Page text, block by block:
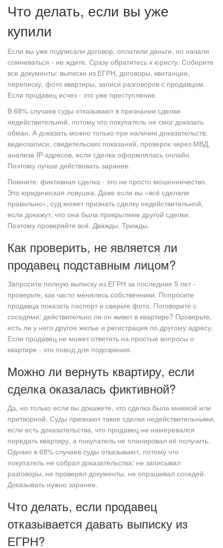
Что делать, если вы уже
купили
Если вы уже подписали договор, оплатили деньги, но начали
сомневаться - не ждите. Сразу обратитесь к юристу. Соберите
все документы: выписки из ЕГРН, договоры, квитанции,
переписку, фото квартиры, записи разговоров с продавцом.
Если продавец исчез - это уже преступление.
В 68% случаев суды отказывают в признании сделки
недействительной, потому что покупатель не смог доказать
обман. А доказать можно только при наличии доказательств:
видеозаписи, свидетельских показаний, проверок через МВД,
анализа IP-адресов, если сделка оформлялась онлайн.
Поэтому лучше действовать заранее.
Помните: фиктивная сделка - это не просто мошенничество.
Это юридическая ловушка. Даже если вы «всё сделали
правильно», суд может признать сделку недействительной,
если докажут, что она была прикрытием другой сделки.
Поэтому проверяйте всё. Дважды. Трижды.
Как проверить, не является ли
продавец подставным лицом?
Запросите полную выписку из ЕГРН за последние 5 лет -
проверьте, как часто менялись собственники. Попросите
продавца показать паспорт и сверьте фото. Поговорите с
соседями: действительно ли он живет в квартире? Проверьте,
есть ли у него другое жилье и регистрация по другому адресу.
Если продавец не может ответить на простые вопросы о
квартире - это повод для подозрения.
Можно ли вернуть квартиру, если
сделка оказалась фиктивной?
Да, но только если вы докажете, что сделка была мнимой или
притворной. Суды признают такие сделки недействительными,
если есть доказательства, что продавец не намеревался
передать квартиру, а покупатель не планировал её получить.
Однако в 68% случаев суды отказывают, потому что
покупатель не собрал доказательства: не записывал
разговоры, не проверял документы, не опрашивал соседей.
Доказывать нужно заранее.
Что делать, если продавец
отказывается давать выписку из
ЕГРН?